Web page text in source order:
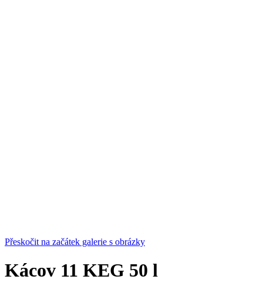
Přeskočit na začátek galerie s obrázky
Kácov 11 KEG 50 l